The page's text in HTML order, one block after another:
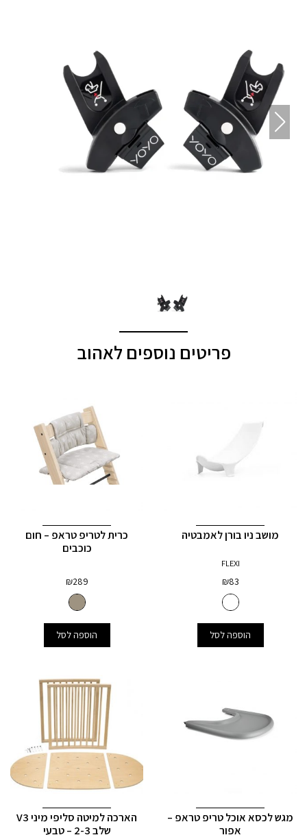
פריטים נוספים לאהוב
מושב ניו בורן לאמבטיה
FLEXI
₪83
הוספה לסל
כרית לטריפ טראפ – חום
כוכבים
₪289
הוספה לסל
מגש לכסא אוכל טריפ טראפ –
אפור
הארכה למיטה סליפי מיני V3
שלב 2-3 – טבעי